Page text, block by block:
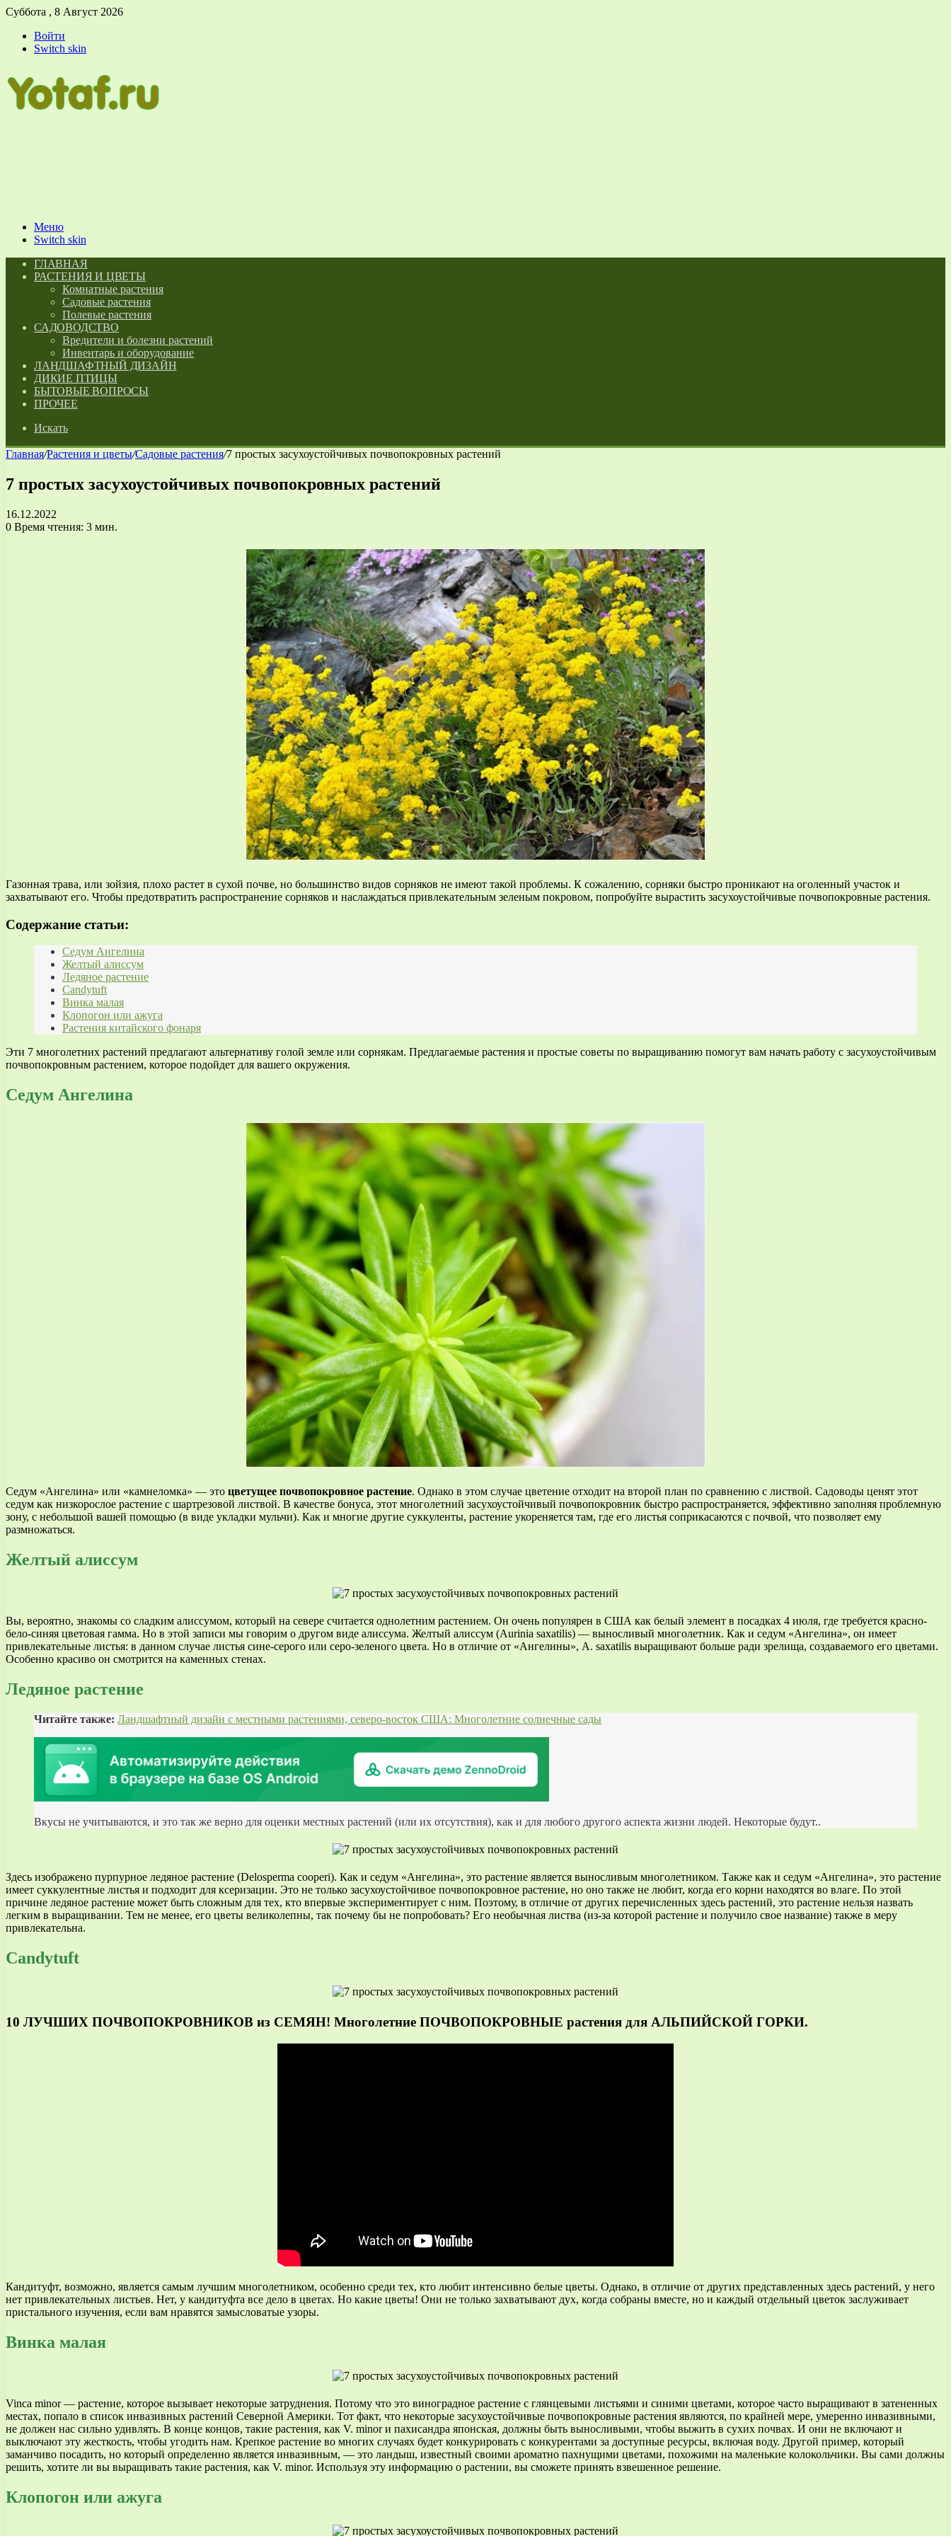
Суббота , 8 Август 2026
Войти
Switch skin
Меню
Switch skin
ГЛАВНАЯ
РАСТЕНИЯ И ЦВЕТЫ
Комнатные растения
Садовые растения
Полевые растения
САДОВОДСТВО
Вредители и болезни растений
Инвентарь и оборудование
ЛАНДШАФТНЫЙ ДИЗАЙН
ДИКИЕ ПТИЦЫ
БЫТОВЫЕ ВОПРОСЫ
ПРОЧЕЕ
Искать
Главная/Растения и цветы/Садовые растения/7 простых засухоустойчивых почвопокровных растений
7 простых засухоустойчивых почвопокровных растений
16.12.2022
0 Время чтения: 3 мин.
Газонная трава, или зойзия, плохо растет в сухой почве, но большинство видов сорняков не имеют такой проблемы. К сожалению, сорняки быстро проникают на оголенный участок и
захватывают его. Чтобы предотвратить распространение сорняков и наслаждаться привлекательным зеленым покровом, попробуйте вырастить засухоустойчивые почвопокровные растения.
Содержание статьи:
Седум Ангелина
Желтый алиссум
Ледяное растение
Candytuft
Винка малая
Клопогон или ажуга
Растения китайского фонаря
Эти 7 многолетних растений предлагают альтернативу голой земле или сорнякам. Предлагаемые растения и простые советы по выращиванию помогут вам начать работу с засухоустойчивым
почвопокровным растением, которое подойдет для вашего окружения.
Седум Ангелина
Седум «Ангелина» или «камнеломка» — это цветущее почвопокровное растение. Однако в этом случае цветение отходит на второй план по сравнению с листвой. Садоводы ценят этот
седум как низкорослое растение с шартрезовой листвой. В качестве бонуса, этот многолетний засухоустойчивый почвопокровник быстро распространяется, эффективно заполняя проблемную
зону, с небольшой вашей помощью (в виде укладки мульчи). Как и многие другие суккуленты, растение укореняется там, где его листья соприкасаются с почвой, что позволяет ему
размножаться.
Желтый алиссум
Вы, вероятно, знакомы со сладким алиссумом, который на севере считается однолетним растением. Он очень популярен в США как белый элемент в посадках 4 июля, где требуется красно-
бело-синяя цветовая гамма. Но в этой записи мы говорим о другом виде алиссума. Желтый алиссум (Aurinia saxatilis) — выносливый многолетник. Как и седум «Ангелина», он имеет
привлекательные листья: в данном случае листья сине-серого или серо-зеленого цвета. Но в отличие от «Ангелины», A. saxatilis выращивают больше ради зрелища, создаваемого его цветами.
Особенно красиво он смотрится на каменных стенах.
Ледяное растение
Читайте также: Ландшафтный дизайн с местными растениями, северо-восток США: Многолетние солнечные сады
Вкусы не учитываются, и это так же верно для оценки местных растений (или их отсутствия), как и для любого другого аспекта жизни людей. Некоторые будут..
Здесь изображено пурпурное ледяное растение (Delosperma cooperi). Как и седум «Ангелина», это растение является выносливым многолетником. Также как и седум «Ангелина», это растение
имеет суккулентные листья и подходит для ксеризации. Это не только засухоустойчивое почвопокровное растение, но оно также не любит, когда его корни находятся во влаге. По этой
причине ледяное растение может быть сложным для тех, кто впервые экспериментирует с ним. Поэтому, в отличие от других перечисленных здесь растений, это растение нельзя назвать
легким в выращивании. Тем не менее, его цветы великолепны, так почему бы не попробовать? Его необычная листва (из-за которой растение и получило свое название) также в меру
привлекательна.
Candytuft
10 ЛУЧШИХ ПОЧВОПОКРОВНИКОВ из СЕМЯН! Многолетние ПОЧВОПОКРОВНЫЕ растения для АЛЬПИЙСКОЙ ГОРКИ.
Кандитуфт, возможно, является самым лучшим многолетником, особенно среди тех, кто любит интенсивно белые цветы. Однако, в отличие от других представленных здесь растений, у него
нет привлекательных листьев. Нет, у кандитуфта все дело в цветах. Но какие цветы! Они не только захватывают дух, когда собраны вместе, но и каждый отдельный цветок заслуживает
пристального изучения, если вам нравятся замысловатые узоры.
Винка малая
Vinca minor — растение, которое вызывает некоторые затруднения. Потому что это виноградное растение с глянцевыми листьями и синими цветами, которое часто выращивают в затененных
местах, попало в список инвазивных растений Северной Америки. Тот факт, что некоторые засухоустойчивые почвопокровные растения являются, по крайней мере, умеренно инвазивными,
не должен нас сильно удивлять. В конце концов, такие растения, как V. minor и пахисандра японская, должны быть выносливыми, чтобы выжить в сухих почвах. И они не включают и
выключают эту жесткость, чтобы угодить нам. Крепкое растение во многих случаях будет конкурировать с конкурентами за доступные ресурсы, включая воду. Другой пример, который
заманчиво посадить, но который определенно является инвазивным, — это ландыш, известный своими ароматно пахнущими цветами, похожими на маленькие колокольчики. Вы сами должны
решить, хотите ли вы выращивать такие растения, как V. minor. Используя эту информацию о растении, вы сможете принять взвешенное решение.
Клопогон или ажуга